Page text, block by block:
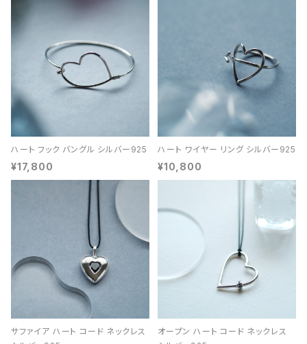
ハート フック バングル シルバー925
¥17,800
ハート ワイヤー リング シルバー925
¥10,800
サファイア ハート コード ネックレス
オープン ハート コード ネックレス